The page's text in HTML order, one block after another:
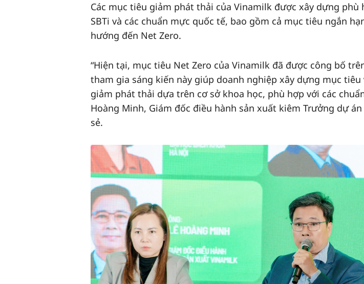
Các mục tiêu giảm phát thải của Vinamilk được xây dựng
SBTi và các chuẩn mực quốc tế, bao gồm cả mục tiêu ngắn
hướng đến Net Zero.
“Hiện tại, mục tiêu Net Zero của Vinamilk đã được công bố
tham gia sáng kiến này giúp doanh nghiệp xây dựng mục
giảm phát thải dựa trên cơ sở khoa học, phù hợp với các
Hoàng Minh, Giám đốc điều hành sản xuất kiêm Trưởng dự
sẻ.